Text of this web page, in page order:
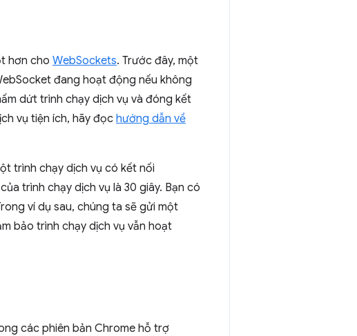
hơn cho WebSockets. Trước đây, một
đang hoạt động nếu không
dứt trình chạy dịch vụ và đóng kết
vụ tiện ích, hãy đọchướng dẫn về
trình chạy dịch vụ có kết nối
trình chạy dịch vụ là 30 giây. Bạn có
ví dụ sau, chúng ta sẽ gửi một
bảo trình chạy dịch vụ vẫn hoạt
các phiên bản Chrome hỗ trợ